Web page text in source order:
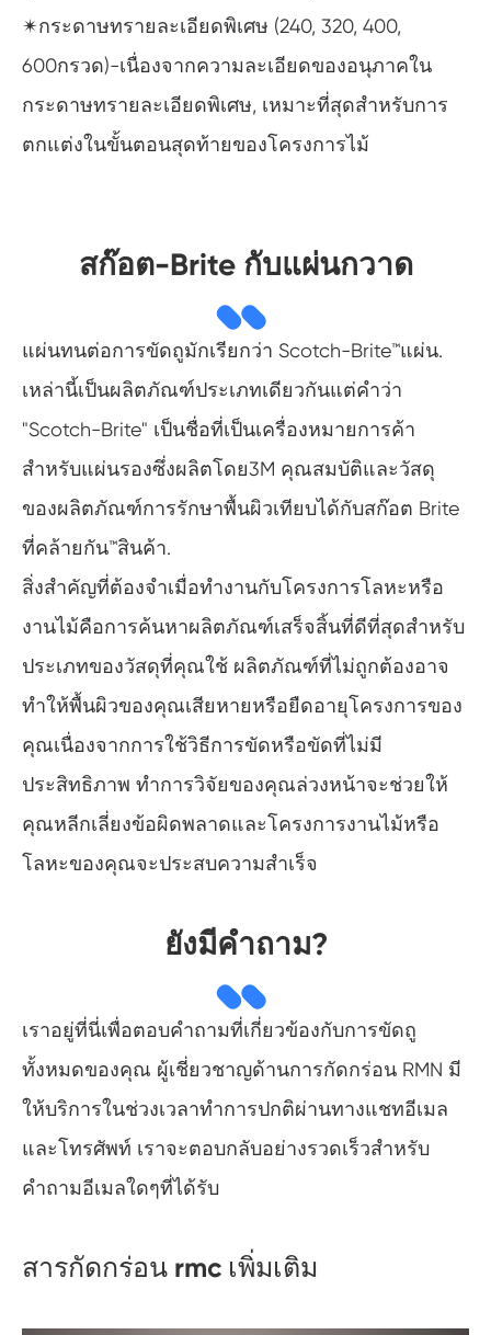
✴กระดาษทรายละเอียดพิเศษ (240, 320, 400,
600กรวด)-เนื่องจากความละเอียดของอนุภาคใน
กระดาษทรายละเอียดพิเศษ, เหมาะที่สุดสำหรับการ
ตกแต่งในขั้นตอนสุดท้ายของโครงการไม้
สก๊อต-Brite กับแผ่นกวาด
แผ่นทนต่อการขัดถูมักเรียกว่า Scotch-Brite™แผ่น.
เหล่านี้เป็นผลิตภัณฑ์ประเภทเดียวกันแต่คำว่า
"Scotch-Brite" เป็นชื่อที่เป็นเครื่องหมายการค้า
สำหรับแผ่นรองซึ่งผลิตโดย3M คุณสมบัติและวัสดุ
ของผลิตภัณฑ์การรักษาพื้นผิวเทียบได้กับสก๊อต Brite
ที่คล้ายกัน™สินค้า.
สิ่งสำคัญที่ต้องจำเมื่อทำงานกับโครงการโลหะหรือ
งานไม้คือการค้นหาผลิตภัณฑ์เสร็จสิ้นที่ดีที่สุดสำหรับ
ประเภทของวัสดุที่คุณใช้ ผลิตภัณฑ์ที่ไม่ถูกต้องอาจ
ทำให้พื้นผิวของคุณเสียหายหรือยืดอายุโครงการของ
คุณเนื่องจากการใช้วิธีการขัดหรือขัดที่ไม่มี
ประสิทธิภาพ ทำการวิจัยของคุณล่วงหน้าจะช่วยให้
คุณหลีกเลี่ยงข้อผิดพลาดและโครงการงานไม้หรือ
โลหะของคุณจะประสบความสำเร็จ
ยังมีคำถาม?
เราอยู่ที่นี่เพื่อตอบคำถามที่เกี่ยวข้องกับการขัดถู
ทั้งหมดของคุณ ผู้เชี่ยวชาญด้านการกัดกร่อน RMN มี
ให้บริการในช่วงเวลาทำการปกติผ่านทางแชทอีเมล
และโทรศัพท์ เราจะตอบกลับอย่างรวดเร็วสำหรับ
คำถามอีเมลใดๆที่ได้รับ
สารกัดกร่อน rmc เพิ่มเติม